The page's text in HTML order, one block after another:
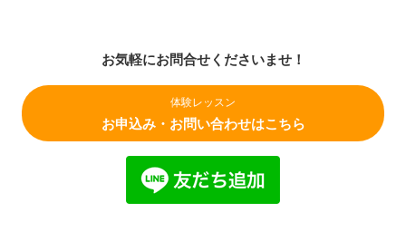
お気軽にお問合せくださいませ！
体験レッスン
お申込み・お問い合わせはこちら